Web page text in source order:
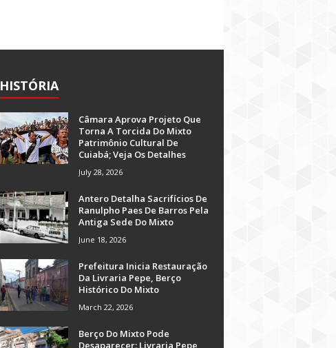
HISTÓRIA
Câmara Aprova Projeto Que
Torna A Torcida Do Mixto
Patrimônio Cultural De
Cuiabá; Veja Os Detalhes
July 28, 2026
Antero Detalha Sacrifícios De
Ranulpho Paes De Barros Pela
Antiga Sede Do Mixto
June 18, 2026
Prefeitura Inicia Restauração
Da Livraria Pepe, Berço
Histórico Do Mixto
March 22, 2026
Berço Do Mixto Pode
Desaparecer: Livraria Pepe